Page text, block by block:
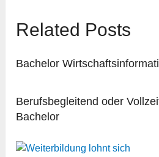
Related Posts
Bachelor
Berufsbegleitend oder
Bachelor